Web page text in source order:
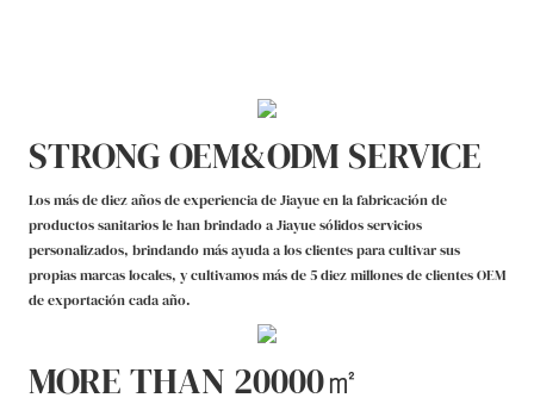
STRONG OEM&ODM SERVICE
Los más de diez años de experiencia de Jiayue en la fabricación de
productos sanitarios le han brindado a Jiayue sólidos servicios
personalizados, brindando más ayuda a los clientes para cultivar sus
propias marcas locales, y cultivamos más de 5 diez millones de clientes OEM
de exportación cada año.
MORE THAN 20000㎡